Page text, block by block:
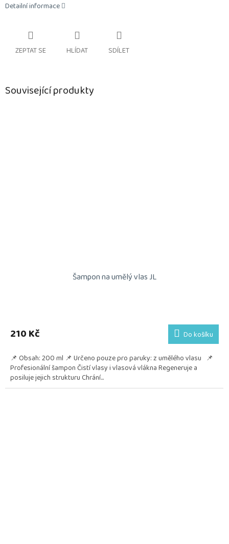
Detailní informace
ZEPTAT SE HLÍDAT SDÍLET
Související produkty
Šampon na umělý vlas JL
210 Kč Do košíku
📌 Obsah: 200 ml 📌 Určeno pouze pro paruky: z umělého vlasu 📌
Profesionální šampon Čistí vlasy i vlasová vlákna Regeneruje a
posiluje jejich strukturu Chrání...